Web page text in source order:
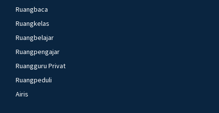
Ruangbaca
Ruangkelas
Ruangbelajar
Ruangpengajar
Ruangguru Privat
Ruangpeduli
Airis